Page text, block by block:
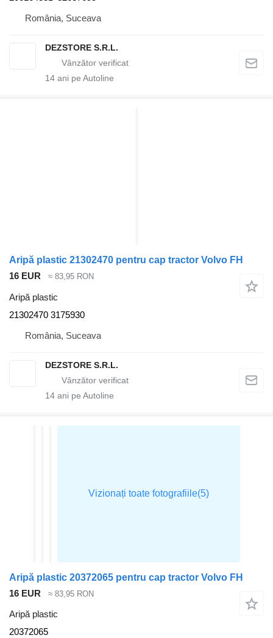
România, Suceava
DEZSTORE S.R.L.
14 ani pe Autoline
Aripă plastic 21302470 pentru cap tractor Volvo FH
16 EUR
≈ 83,95 RON
Aripă plastic
21302470 3175930
România, Suceava
DEZSTORE S.R.L.
14 ani pe Autoline
Aripă plastic 20372065 pentru cap tractor Volvo FH
16 EUR
≈ 83,95 RON
Aripă plastic
20372065